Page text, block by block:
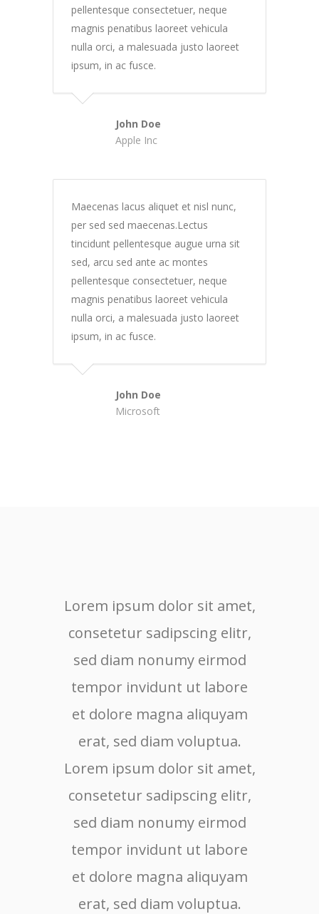
pellentesque consectetuer, neque
magnis penatibus laoreet vehicula
nulla orci, a malesuada justo laoreet
ipsum, in ac fusce.
John Doe
Apple Inc
Maecenas lacus aliquet et nisl nunc,
per sed sed maecenas.Lectus
tincidunt pellentesque augue urna sit
sed, arcu sed ante ac montes
pellentesque consectetuer, neque
magnis penatibus laoreet vehicula
nulla orci, a malesuada justo laoreet
ipsum, in ac fusce.
John Doe
Microsoft
Lorem ipsum dolor sit amet,
consetetur sadipscing elitr,
sed diam nonumy eirmod
tempor invidunt ut labore
et dolore magna aliquyam
erat, sed diam voluptua.
Lorem ipsum dolor sit amet,
consetetur sadipscing elitr,
sed diam nonumy eirmod
tempor invidunt ut labore
et dolore magna aliquyam
erat, sed diam voluptua.